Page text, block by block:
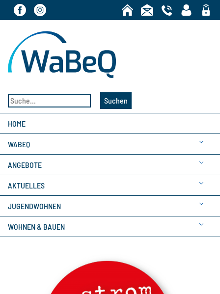
Suchen
HOME
WABEQ
ANGEBOTE
AKTUELLES
JUGENDWOHNEN
WOHNEN & BAUEN